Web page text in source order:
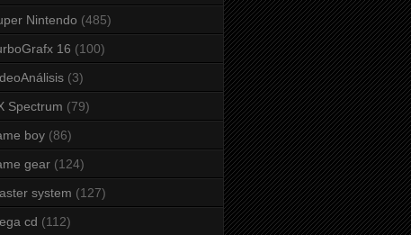
Nintendo (485)
16 (100)
(3)
Spectrum (79)
boy (86)
gear (124)
system (127)
cd (112)